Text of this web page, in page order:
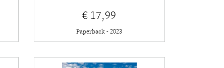
€ 17,99
Paperback - 2023